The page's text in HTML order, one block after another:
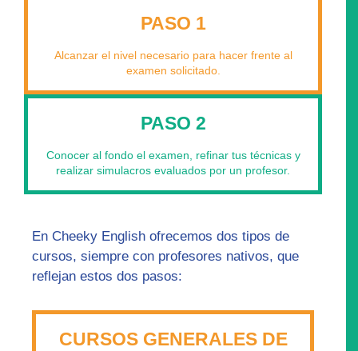
PASO 1
Alcanzar el nivel necesario para hacer frente al
examen solicitado.
PASO 2
Conocer al fondo el examen, refinar tus técnicas y
realizar simulacros evaluados por un profesor.
En Cheeky English ofrecemos dos tipos de
cursos, siempre con profesores nativos, que
reflejan estos dos pasos:
CURSOS GENERALES DE